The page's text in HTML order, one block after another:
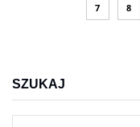
7 8
SZUKAJ